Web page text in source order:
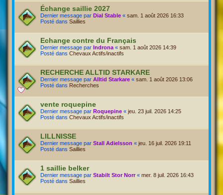
Échange saillie 2027
Dernier message par Dial Stable « sam. 1 août 2026 16:33
Posté dans Saillies
Echange contre du Français
Dernier message par Indrona « sam. 1 août 2026 14:39
Posté dans Chevaux Actifs/inactifs
RECHERCHE ALLTID STARKARE
Dernier message par Alltid Starkare « sam. 1 août 2026 13:06
Posté dans Recherches
vente roquepine
Dernier message par Roquepine « jeu. 23 juil. 2026 14:25
Posté dans Chevaux Actifs/inactifs
LILLNISSE
Dernier message par Stall Adielsson « jeu. 16 juil. 2026 19:11
Posté dans Saillies
1 saillie belker
Dernier message par Stabilt Stor Norr « mer. 8 juil. 2026 16:43
Posté dans Saillies